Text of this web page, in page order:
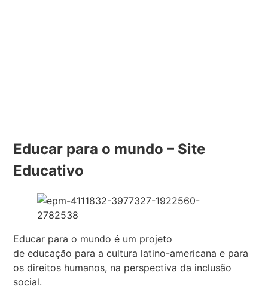
Educar para o mundo – Site
Educativo
Educar para o mundo é um projeto
de educação para a cultura latino-americana e para
os direitos humanos, na perspectiva da inclusão
social.